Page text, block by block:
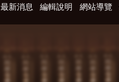
最新消息 編輯說明 網站導覽